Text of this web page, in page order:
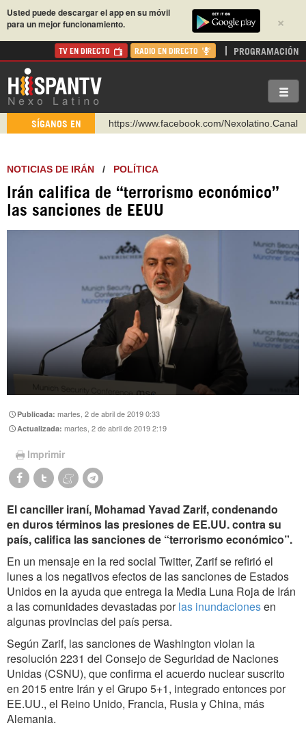
×
Usted puede descargar el app en su móvil
para un mejor funcionamiento.
TV EN DIRECTO RADIO EN DIRECTO PROGRAMACIÓN
SÍGANOS EN
https://www.facebook.com/Nexolatino.Canal
http://twitter.com/nexo_latino
https://t.me/hispantvcanal
https://urmedium.com/c/hispantv
Instagram como: hispan_tv
NOTICIAS DE IRÁN / POLÍTICA
Irán califica de “terrorismo económico”
las sanciones de EEUU
Publicada:martes, 2 de abril de 2019 0:33
Actualizada:martes, 2 de abril de 2019 2:19
Imprimir
El canciller iraní, Mohamad Yavad Zarif, condenando
en duros términos las presiones de EE.UU. contra su
país, califica las sanciones de “terrorismo económico”.
En un mensaje en la red social Twitter, Zarif se refirió el
lunes a los negativos efectos de las sanciones de Estados
Unidos en la ayuda que entrega la Media Luna Roja de Irán
a las comunidades devastadas porlas inundacionesen
algunas provincias del país persa.
Según Zarif, las sanciones de Washington violan la
resolución 2231 del Consejo de Seguridad de Naciones
Unidas (CSNU), que confirma el acuerdo nuclear suscrito
en 2015 entre Irán y el Grupo 5+1, integrado entonces por
EE.UU., el Reino Unido, Francia, Rusia y China, más
Alemania.